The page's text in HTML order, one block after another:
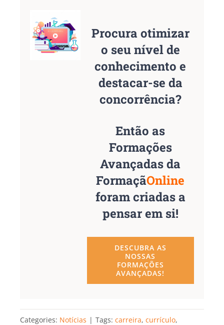
Procura otimizar
o seu nível de
conhecimento e
destacar-se da
concorrência?
Então as
Formações
Avançadas da
FormaçãOnline
foram criadas a
pensar em si!
DESCUBRA AS
NOSSAS
FORMAÇÕES
AVANÇADAS!
Categories: Notícias | Tags: carreira, currículo,